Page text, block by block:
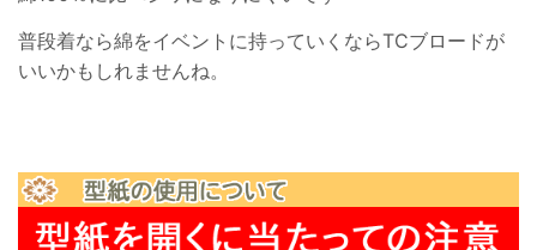
普段着なら綿をイベントに持っていくならTCブロードが
いいかもしれませんね。